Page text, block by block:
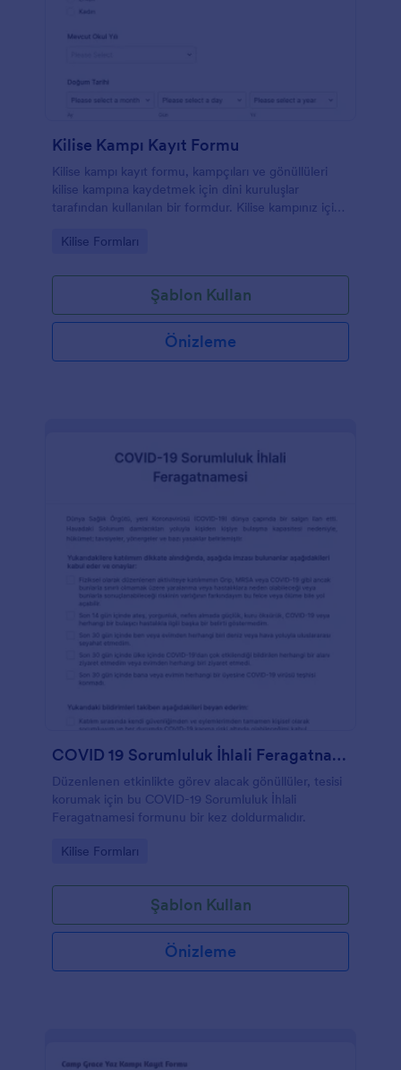
Kilise Kampı Kayıt Formu
Kilise kampı kayıt formu, kampçıları ve gönüllüleri
kilise kampına kaydetmek için dini kuruluşlar
tarafından kullanılan bir formdur. Kilise kampınız için
online bir Kilise Kampı Kayıt Formu oluşturun, link
kampçıların Jotform Mobil Formlar uygulamasıyla
hareket halindeyken de doldurulabilmesini
sağlayın!Online Kilise Kampı Kayıt Formunuzu
paylaşmadan önce form alanlarını
özelleştirdiğinizden ve kampına uyacak şekilde logo
Kayıt Formumuza göz atın!
Go to Category:
Kilise Formları
Şablon Kullan
Önizleme
COVID 19 Sorumluluk İhlali Feragatnamesi
Düzenlenen etkinlikte görev alacak gönüllüler, tesisi
korumak için bu COVID-19 Sorumluluk İhlali
Feragatnamesi formunu bir kez doldurmalıdır.
Go to Category:
Kilise Formları
Şablon Kullan
Önizleme